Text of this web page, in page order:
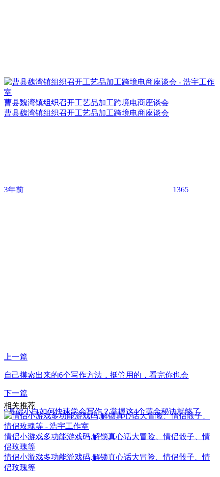
曹县魏湾镇组织召开工艺品加工跨境电商座谈会
曹县魏湾镇组织召开工艺品加工跨境电商座谈会
3年前 1365
上一篇
自己摸索出来的6个写作方法，挺管用的，看完你也会
下一篇
0基础小白如何快速学会写作？掌握这4个黄金秘诀就够了
相关推荐
情侣小游戏多功能游戏码,解锁真心话大冒险、情侣骰子、情
侣玫瑰等
情侣小游戏多功能游戏码,解锁真心话大冒险、情侣骰子、情
侣玫瑰等